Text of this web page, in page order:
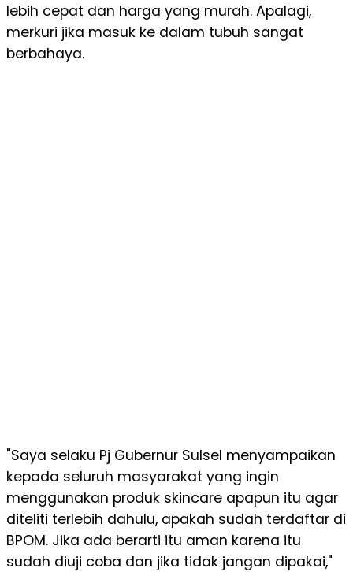
lebih cepat dan harga yang murah. Apalagi,
merkuri jika masuk ke dalam tubuh sangat
berbahaya.
"Saya selaku Pj Gubernur Sulsel menyampaikan
kepada seluruh masyarakat yang ingin
menggunakan produk skincare apapun itu agar
diteliti terlebih dahulu, apakah sudah terdaftar di
BPOM. Jika ada berarti itu aman karena itu
sudah diuji coba dan jika tidak jangan dipakai,"